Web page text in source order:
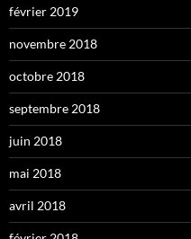
février 2019
novembre 2018
octobre 2018
septembre 2018
juin 2018
mai 2018
avril 2018